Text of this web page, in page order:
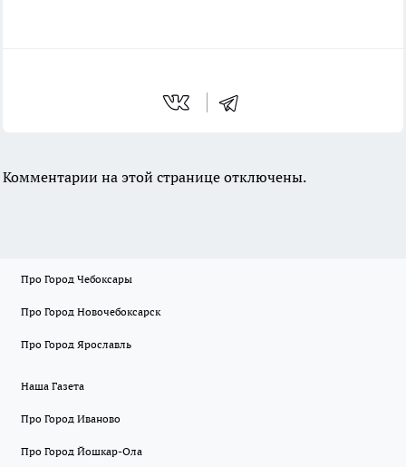
Комментарии на этой странице отключены.
Про Город Чебоксары
Про Город Новочебоксарск
Про Город Ярославль
Наша Газета
Про Город Иваново
Про Город Йошкар-Ола